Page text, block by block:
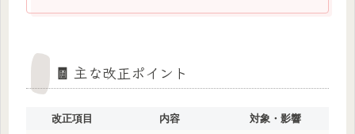
🧾 主な改正ポイント
改正項目 内容
対象・影響